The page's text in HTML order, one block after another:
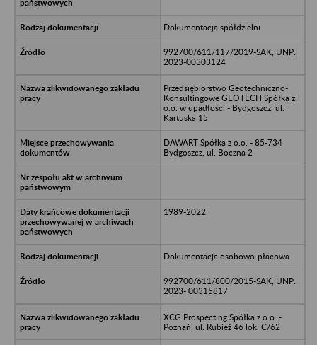
Dokumentacja spółdzielni
992700/611/117/2019-SAK; UNP:
2023-00303124
Przedsiębiorstwo Geotechniczno-
Konsultingowe GEOTECH Spółka z
o.o. w upadłości - Bydgoszcz, ul.
Kartuska 15
DAWART Spółka z o.o. - 85-734
Bydgoszcz, ul. Boczna 2
1989-2022
Dokumentacja osobowo-płacowa
992700/611/800/2015-SAK; UNP:
2023- 00315817
XCG Prospecting Spółka z o.o. -
Poznań, ul. Rubież 46 lok. C/62